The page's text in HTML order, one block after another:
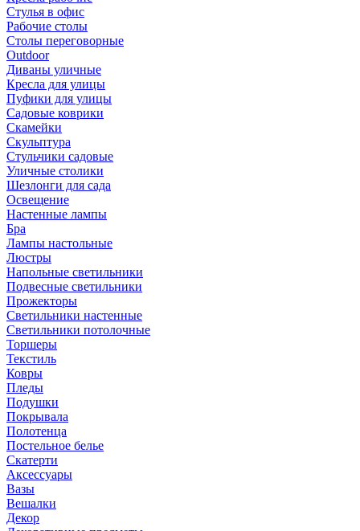
Стулья в офис
Рабочие столы
Столы переговорные
Outdoor
Диваны уличные
Кресла для улицы
Пуфики для улицы
Садовые коврики
Скамейки
Скульптура
Стульчики садовые
Уличные столики
Шезлонги для сада
Освещение
Hастенные лампы
Бра
Лампы настольные
Люстры
Напольные светильники
Подвесные светильники
Прожекторы
Светильники настенные
Светильники потолочные
Торшеры
Текстиль
Ковры
Пледы
Подушки
Покрывала
Полотенца
Постельное белье
Скатерти
Аксессуары
Вазы
Вешалки
Декор